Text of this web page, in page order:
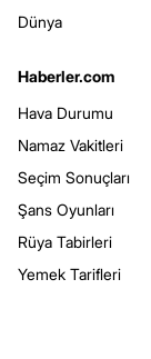
Dünya
Haberler.com
Hava Durumu
Namaz Vakitleri
Seçim Sonuçları
Şans Oyunları
Rüya Tabirleri
Yemek Tarifleri